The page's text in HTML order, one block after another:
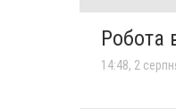
Робота
14:48, 2